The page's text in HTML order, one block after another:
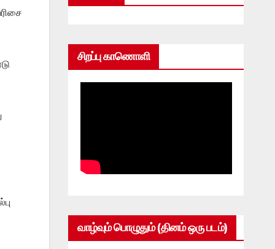
சிறப்பு காணொளி
வாழ்வும் பொழுதும் (தினம் ஒரு படம்)